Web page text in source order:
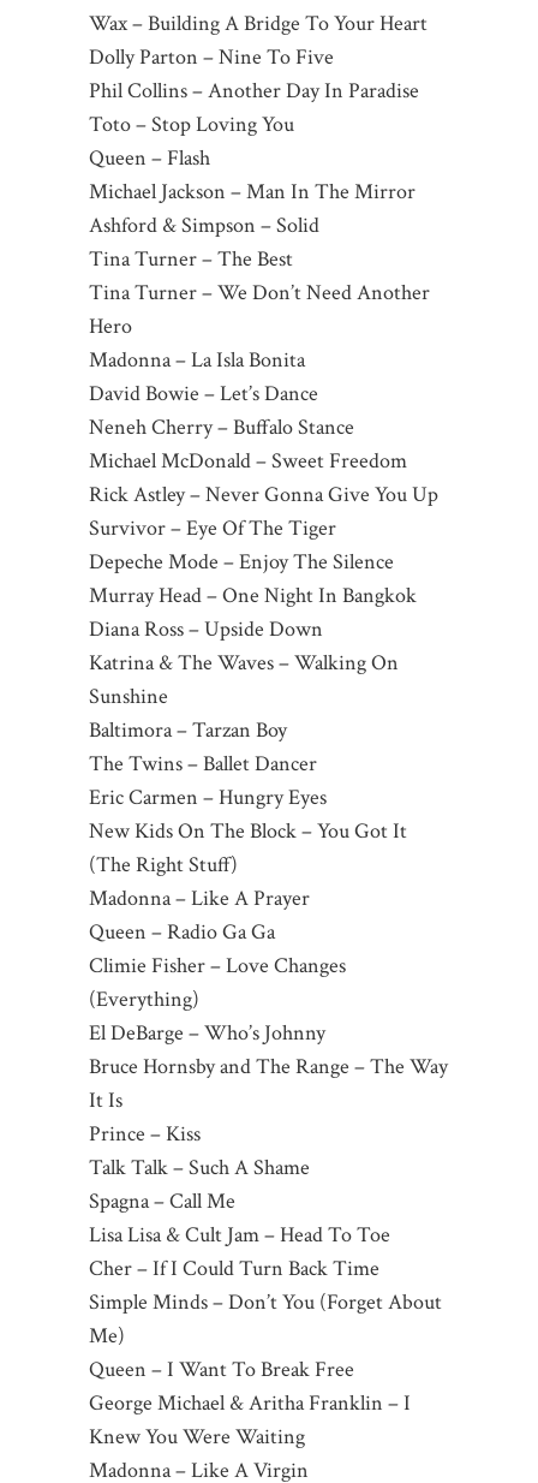
Wax – Building A Bridge To Your Heart
Dolly Parton – Nine To Five
Phil Collins – Another Day In Paradise
Toto – Stop Loving You
Queen – Flash
Michael Jackson – Man In The Mirror
Ashford & Simpson – Solid
Tina Turner – The Best
Tina Turner – We Don’t Need Another
Hero
Madonna – La Isla Bonita
David Bowie – Let’s Dance
Neneh Cherry – Buffalo Stance
Michael McDonald – Sweet Freedom
Rick Astley – Never Gonna Give You Up
Survivor – Eye Of The Tiger
Depeche Mode – Enjoy The Silence
Murray Head – One Night In Bangkok
Diana Ross – Upside Down
Katrina & The Waves – Walking On
Sunshine
Baltimora – Tarzan Boy
The Twins – Ballet Dancer
Eric Carmen – Hungry Eyes
New Kids On The Block – You Got It
(The Right Stuff)
Madonna – Like A Prayer
Queen – Radio Ga Ga
Climie Fisher – Love Changes
(Everything)
El DeBarge – Who’s Johnny
Bruce Hornsby and The Range – The Way
It Is
Prince – Kiss
Talk Talk – Such A Shame
Spagna – Call Me
Lisa Lisa & Cult Jam – Head To Toe
Cher – If I Could Turn Back Time
Simple Minds – Don’t You (Forget About
Me)
Queen – I Want To Break Free
George Michael & Aritha Franklin – I
Knew You Were Waiting
Madonna – Like A Virgin